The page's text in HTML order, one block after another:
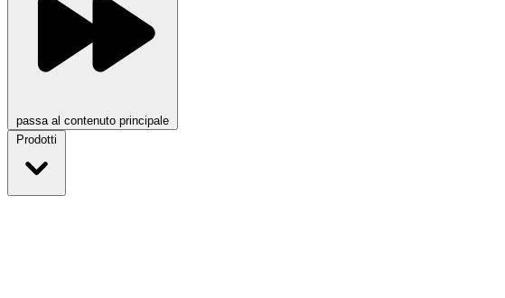
passa al contenuto principale
Prodotti